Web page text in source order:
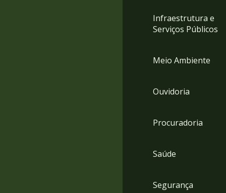
Infraestrutura e
Serviços Públicos
Meio Ambiente
Ouvidoria
Procuradoria
Saúde
Segurança